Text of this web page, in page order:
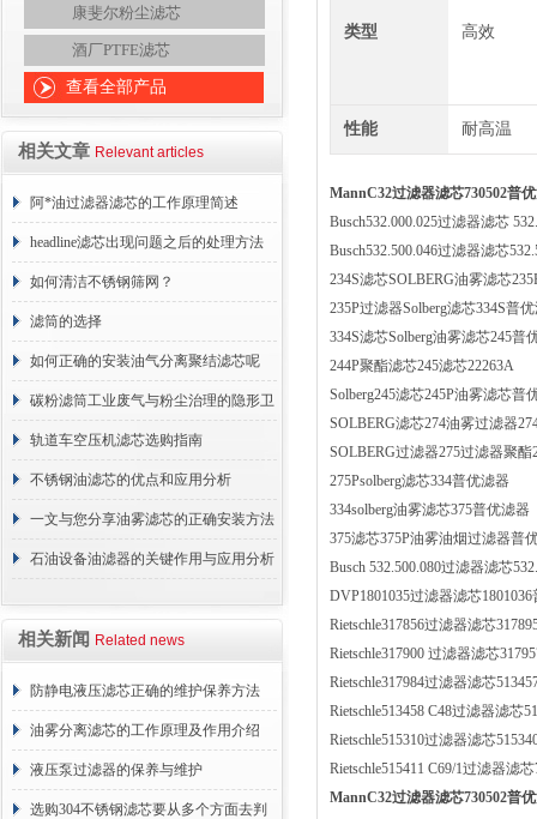
康斐尔粉尘滤芯
酒厂PTFE滤芯
查看全部产品
相关文章 Relevant articles
阿*油过滤器滤芯的工作原理简述
headline滤芯出现问题之后的处理方法
分享
如何清洁不锈钢筛网？
滤筒的选择
如何正确的安装油气分离聚结滤芯呢
碳粉滤筒工业废气与粉尘治理的隐形卫
士
轨道车空压机滤芯选购指南
不锈钢油滤芯的优点和应用分析
一文与您分享油雾滤芯的正确安装方法
石油设备油滤器的关键作用与应用分析
相关新闻 Related news
防静电液压滤芯正确的维护保养方法
油雾分离滤芯的工作原理及作用介绍
液压泵过滤器的保养与维护
选购304不锈钢滤芯要从多个方面去判
类型 高效
性能 耐高温
MannC32过滤器滤芯730502普
Busch532.000.025过滤器滤芯
Busch532.500.046过滤器滤芯
234S滤芯SOLBERG油雾滤芯
235P过滤器Solberg滤芯334S普
334S滤芯Solberg油雾滤芯245普
244P聚酯滤芯245滤芯22263A
Solberg245滤芯245P油雾滤芯普
SOLBERG滤芯274油雾过滤器
SOLBERG过滤器275过滤器聚酯
275Psolberg滤芯334普优滤器
334solberg油雾滤芯375普优滤器
375滤芯375P油雾油烟过滤器普
Busch 532.500.080过滤器滤芯
DVP1801035过滤器滤芯
Rietschle317856过滤器滤芯
Rietschle317900 过滤器滤芯
Rietschle317984过滤器滤芯
Rietschle513458 C48过滤器滤芯
Rietschle515310过滤器滤芯
Rietschle515411 C69/1过滤器滤
MannC32过滤器滤芯730502普